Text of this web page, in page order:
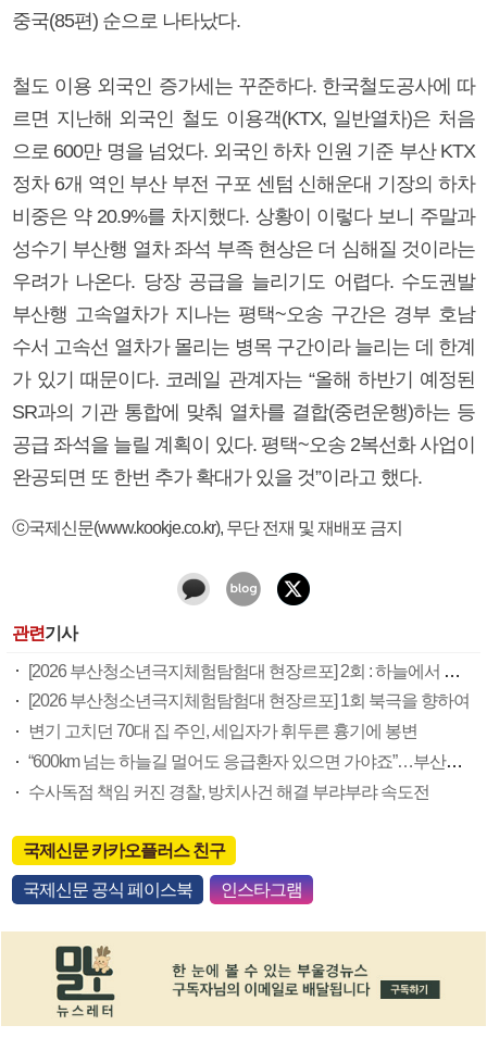
중국(85편) 순으로 나타났다.
철도 이용 외국인 증가세는 꾸준하다. 한국철도공사에 따
르면 지난해 외국인 철도 이용객(KTX, 일반열차)은 처음
으로 600만 명을 넘었다. 외국인 하차 인원 기준 부산 KTX
정차 6개 역인 부산 부전 구포 센텀 신해운대 기장의 하차
비중은 약 20.9%를 차지했다. 상황이 이렇다 보니 주말과
성수기 부산행 열차 좌석 부족 현상은 더 심해질 것이라는
우려가 나온다. 당장 공급을 늘리기도 어렵다. 수도권발
부산행 고속열차가 지나는 평택~오송 구간은 경부 호남
수서 고속선 열차가 몰리는 병목 구간이라 늘리는 데 한계
가 있기 때문이다. 코레일 관계자는 “올해 하반기 예정된
SR과의 기관 통합에 맞춰 열차를 결합(중련운행)하는 등
공급 좌석을 늘릴 계획이 있다. 평택~오송 2복선화 사업이
완공되면 또 한번 추가 확대가 있을 것”이라고 했다.
ⓒ국제신문(www.kookje.co.kr), 무단 전재 및 재배포 금지
관련기사
[2026 부산청소년극지체험탐험대 현장르포] 2회 : 하늘에서 만난 얼음의 나라
[2026 부산청소년극지체험탐험대 현장르포] 1회 북극을 향하여
변기 고치던 70대 집 주인, 세입자가 휘두른 흉기에 봉변
“600km 넘는 하늘길 멀어도 응급환자 있으면 가야죠”…부산소방항공대 활약상 눈길
수사독점 책임 커진 경찰, 방치사건 해결 부랴부랴 속도전
국제신문 카카오플러스 친구
국제신문 공식 페이스북 인스타그램